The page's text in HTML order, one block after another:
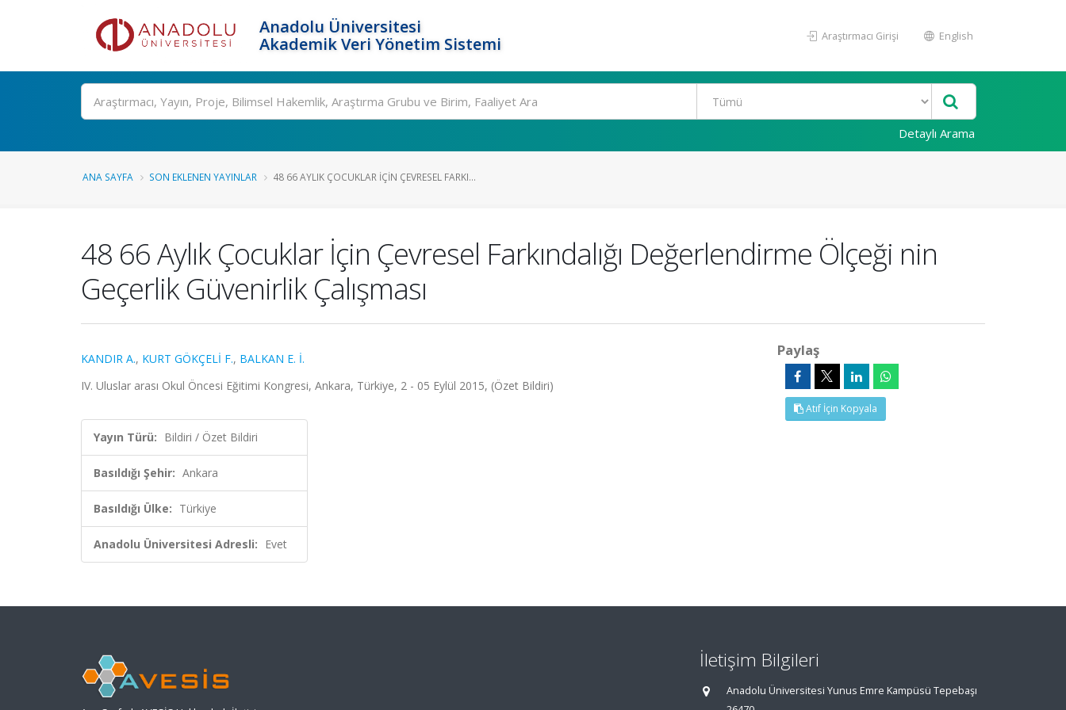
Anadolu Üniversitesi
Akademik Veri Yönetim Sistemi
Araştırmacı Girişi English
Ara
Detaylı Arama
ANA SAYFA SON EKLENEN YAYINLAR 48 66 AYLIK ÇOCUKLAR İÇIN ÇEVRESEL FARKI...
48 66 Aylık Çocuklar İçin Çevresel Farkındalığı Değerlendirme Ölçeği nin
Geçerlik Güvenirlik Çalışması
KANDIR A., KURT GÖKÇELİ F., BALKAN E. İ.
IV. Uluslar arası Okul Öncesi Eğitimi Kongresi, Ankara, Türkiye, 2 - 05 Eylül 2015, (Özet Bildiri)
Yayın Türü: Bildiri / Özet Bildiri
Basıldığı Şehir: Ankara
Basıldığı Ülke: Türkiye
Anadolu Üniversitesi Adresli: Evet
Paylaş
Atıf İçin Kopyala
İletişim Bilgileri
Anadolu Üniversitesi Yunus Emre Kampüsü Tepebaşı